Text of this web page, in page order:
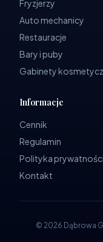
Fryzjerzy
Auto mechanicy
Restauracje
Bary i puby
Gabinety
Informacje
Cennik
Regulamin
Polityka prywatności
Kontakt
© 2026 Dąbrowa